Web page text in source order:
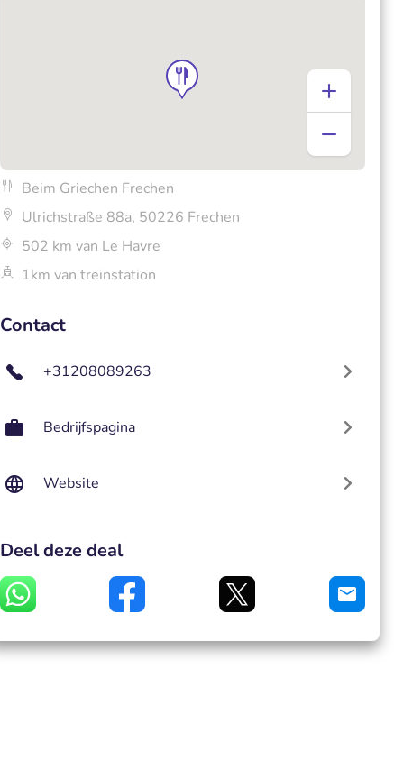
Beim Griechen Frechen
Ulrichstraße 88a, 50226 Frechen
502 km van Le Havre
1km van treinstation
Contact
+31208089263
Bedrijfspagina
Website
Deel deze deal